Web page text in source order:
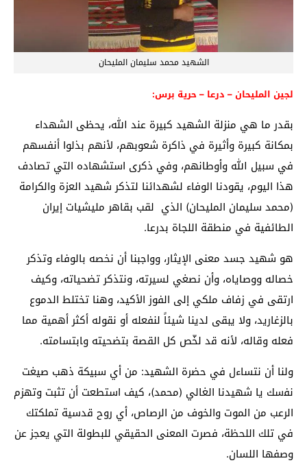
الشهيد محمد سليمان المليحان
لجين المليحان – درعا – حرية برس:
بقدر ما هي منزلة الشهيد كبيرة عند الله، يحظى الشهداء
بمكانة كبيرة وأثيرة في ذاكرة شعوبهم، ﻷﻧﻬﻢ ﺑﺬﻟﻮﺍ ﺃﻧﻔﺴﻬﻢ
ﻓﻲ ﺳﺒﻴﻞ ﺍﻟﻠﻪ وأوطانهم، وفي ذكرى استشهاده التي تصادف
هذا اليوم، يقودنا الوفاء لشهدائنا لتذكر شهيد العزة والكرامة
(محمد سليمان المليحان) الذي لقب بقاهر مليشيات إيران
الطائفية في منطقة اللجاة بدرعا.
هو شهيد جسد معنى ﺍﻹﻳﺜﺎﺭ، وواجبنا أن نخصه بالوفاء وتذكر
خصاله وﻭﺻﺎﻳﺎه، وأن نصغي لسيرته، ونتذكر تضحياته، وكيف
ارتقى ﻓﻲ ﺯﻓﺎﻑ ﻣﻠﻜﻲ ﺇﻟﻰ ﺍﻟﻔﻮﺯ ﺍﻷﻛﻴﺪ، ﻭهنا ﺗﺨﺘﻠﻂ ﺍﻟﺪﻣﻮﻉ
ﺑﺎﻟﺰﻏﺎﺭﻳﺪ، وﻻ ﻳﺒﻘﻰ ﻟﺪﻳﻨﺎ ﺷﻴﺌﺎً ﻟﻨﻔﻌﻠﻪ ﺃﻭ ﻧﻘﻮﻟﻪ أكثر أهمية مما
فعله وقاله، ﻷﻧﻪ ﻗﺪ ﻟﺨّﺺ ﻛﻞ القصة بتضحيته وﺎﺑﺘﺴﺎﻣﺘﻪ.
ولنا أن نتساءل في حضرة الشهيد: ﻣﻦ ﺃي ﺳﺒﻴﻜﺔ ﺫﻫﺐ ﺻﻴﻐﺖ
ﻧﻔسك يا شهيدنا الغالي (محمد)، ﻛﻴﻒ استطعت ﺃﻥ تثبت ﻭتهزم
ﺍﻟﺮﻋﺐ ﻣﻦ ﺍﻟﻤﻮﺕ ﻭﺍﻟﺨﻮﻑ ﻣﻦ ﺍﻟﺮﺻﺎﺹ، ﺃﻱ ﺭﻭﺡ ﻗﺪﺳﻴﺔ تملكتك
ﻓﻲ ﺗﻠﻚ ﺍﻟﻠﺤﻈﺔ، فصرت المعنى الحقيقي للبطولة التي ﻳﻌﺠﺰ ﻋﻦ
ﻭﺻﻔﻬﺎ ﺍﻟﻠﺴﺎﻥ.